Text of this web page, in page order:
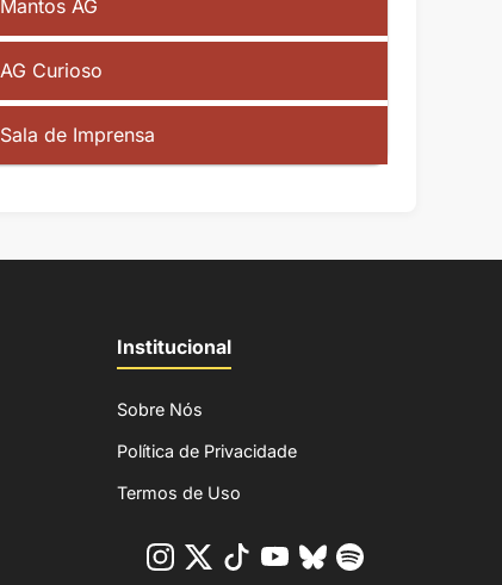
Mantos AG
AG Curioso
Sala de Imprensa
Institucional
Sobre Nós
Política de Privacidade
Termos de Uso